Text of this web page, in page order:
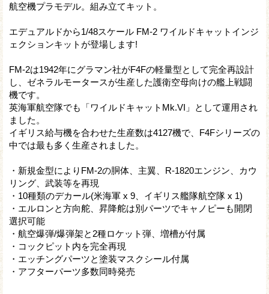
航空機プラモデル。組み立てキット。
エデュアルドから1/48スケール FM-2 ワイルドキャットインジ
ェクションキットが登場します!
FM-2は1942年にグラマン社がF4Fの軽量型として完全再設計
し、ゼネラルモータースが生産した護衛空母向けの艦上戦闘
機です。
英海軍航空隊でも「ワイルドキャットMk.VI」として運用され
ました。
イギリス給与機を合わせた生産数は4127機で、F4Fシリーズの
中では最も多く生産されました。
・新規金型によりFM-2の胴体、主翼、R-1820エンジン、カウ
リング、武装等を再現
・10種類のデカール(米海軍 x 9、イギリス艦隊航空隊 x 1)
・エルロンと方向舵、昇降舵は別パーツでキャノピーも開閉
選択可能
・航空爆弾/爆弾架と2種ロケット弾、増槽が付属
・コックピット内を完全再現
・エッチングパーツと塗装マスクシール付属
・アフターパーツ多数同時発売